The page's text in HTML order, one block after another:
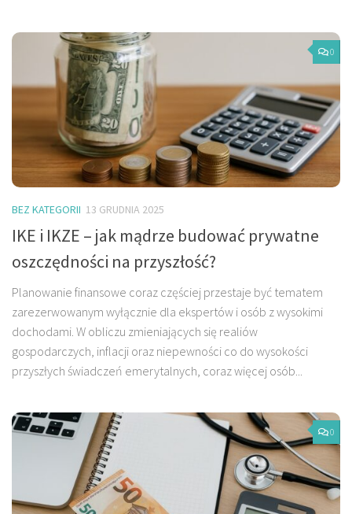
0
BEZ KATEGORII 13 GRUDNIA 2025
IKE i IKZE – jak mądrze budować prywatne
oszczędności na przyszłość?
Planowanie finansowe coraz częściej przestaje być tematem
zarezerwowanym wyłącznie dla ekspertów i osób z wysokimi
dochodami. W obliczu zmieniających się realiów
gospodarczych, inflacji oraz niepewności co do wysokości
przyszłych świadczeń emerytalnych, coraz więcej osób...
0